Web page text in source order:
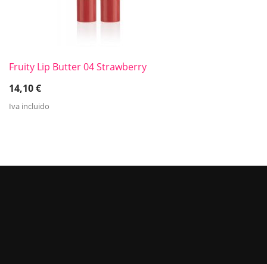
Fruity Lip Butter 04 Strawberry
14,10€
Iva incluido